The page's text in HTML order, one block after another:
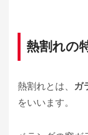
熱割れの
熱割れとは、
ガ
をいいます。